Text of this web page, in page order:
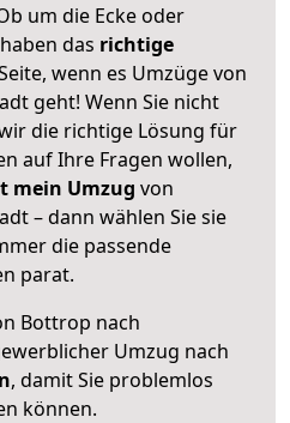
um die Ecke oder
das richtige
wenn es Umzüge von
geht! Wenn Sie nicht
die richtige Lösung für
auf Ihre Fragen wollen,
mein Umzug von
– dann wählen Sie sie
die passende
parat.
Bottrop nach
Umzug nach
, damit Sie problemlos
können.